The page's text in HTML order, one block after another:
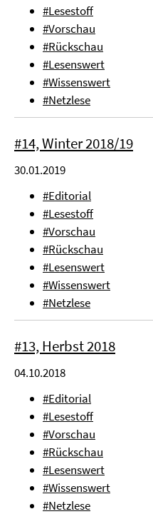
#Lesestoff
#Vorschau
#Rückschau
#Lesenswert
#Wissenswert
#Netzlese
#14, Winter 2018/19
30.01.2019
#Editorial
#Lesestoff
#Vorschau
#Rückschau
#Lesenswert
#Wissenswert
#Netzlese
#13, Herbst 2018
04.10.2018
#Editorial
#Lesestoff
#Vorschau
#Rückschau
#Lesenswert
#Wissenswert
#Netzlese